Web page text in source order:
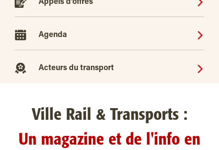
Appels d'offres
Agenda
Acteurs du transport
Ville Rail & Transports :
Un magazine et de l'info en